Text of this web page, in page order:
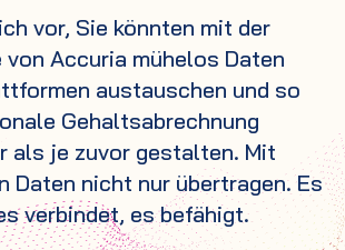
vor, Sie könnten mit der
Accuria mühelos Daten
austauschen und so
Gehaltsabrechnung
als je zuvor gestalten. Mit
Daten nicht nur übertragen. Es
verbindet, es befähigt.